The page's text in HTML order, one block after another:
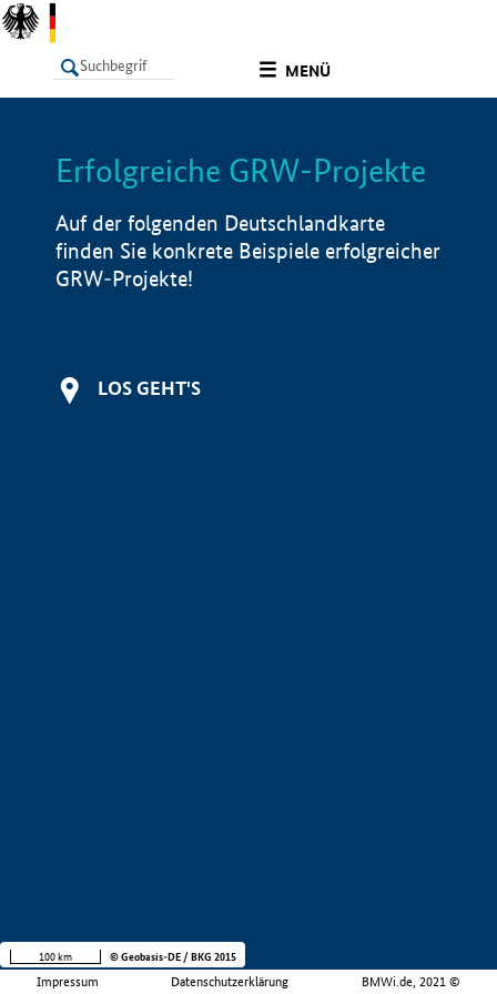
MENÜ
LISTE Info
Erfolgreiche GRW-Projekte
Auf der folgenden Deutschlandkarte
finden Sie konkrete Beispiele erfolgreicher
GRW-Projekte!
LOS GEHT'S
Impressum Datenschutzerklärung BMWi.de, 2021 ©
100 km © Geobasis-DE / BKG 2015